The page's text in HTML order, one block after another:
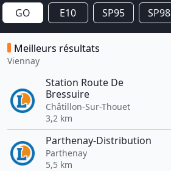
GO E10 SP95 SP98
Meilleurs résultats
Viennay
Station Route De
Bressuire
Châtillon-Sur-Thouet
3,2 km
Parthenay-Distribution
Parthenay
5,5 km